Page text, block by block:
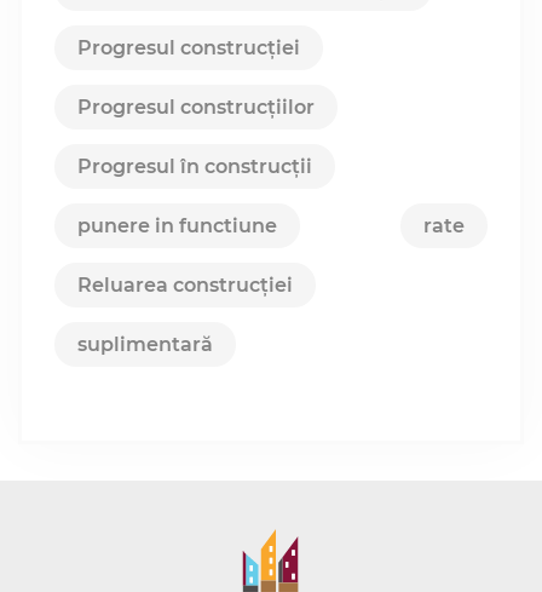
Progresul construcției
Progresul construcțiilor
Progresul în construcții
punere in functiune rate
Reluarea construcției
suplimentară